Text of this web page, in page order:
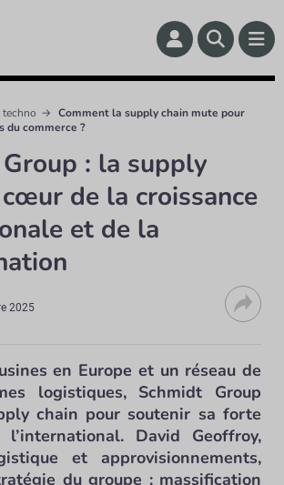
Comment la supply chain mute pour
du commerce ?
: la supply
de la croissance
et de la
2025
en Europe et un réseau de
logistiques, Schmidt Group
chain pour soutenir sa forte
David Geoffroy,
et approvisionnements,
du groupe : massification